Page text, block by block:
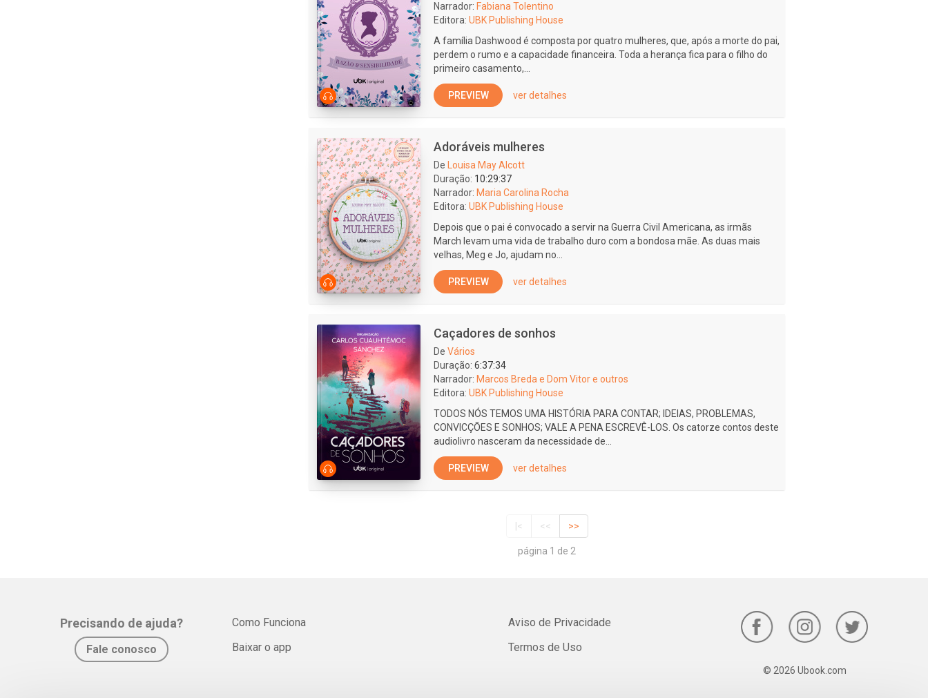
Narrador: Fabiana Tolentino
Editora: UBK Publishing House
A família Dashwood é composta por quatro mulheres, que, após a morte do pai,
perdem o rumo e a capacidade financeira. Toda a herança fica para o filho do
primeiro casamento,...
PREVIEW ver detalhes
Adoráveis mulheres
De
Louisa May Alcott
Duração: 10:29:37
Narrador: Maria Carolina Rocha
Editora: UBK Publishing House
Depois que o pai é convocado a servir na Guerra Civil Americana, as irmãs
March levam uma vida de trabalho duro com a bondosa mãe. As duas mais
velhas, Meg e Jo, ajudam no...
PREVIEW ver detalhes
Caçadores de sonhos
De Vários
Duração: 6:37:34
Narrador: Marcos Breda e Dom Vitor e outros
Editora: UBK Publishing House
TODOS NÓS TEMOS UMA HISTÓRIA PARA CONTAR; IDEIAS, PROBLEMAS,
CONVICÇÕES E SONHOS; VALE A PENA ESCREVÊ-LOS. Os catorze contos deste
audiolivro nasceram da necessidade de...
PREVIEW ver detalhes
|< << >>
página 1 de 2
Precisando de ajuda?
Fale conosco
Como Funciona
Baixar o app
Aviso de Privacidade
Termos de Uso
© 2026 Ubook.com